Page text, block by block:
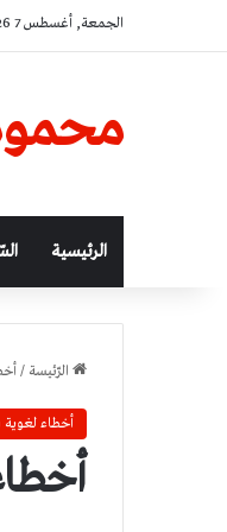
الجمعة, أغسطس 7 2026
الرئيسية
الرّئيسة /
أخطاء